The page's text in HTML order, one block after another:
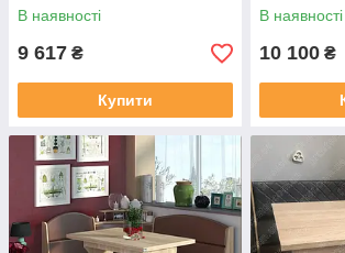
В наявності
9 617 ₴
Купити
В наявності
10 100 ₴